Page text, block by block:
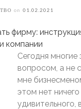
on 01.02.2021
Сегодня многие
вопросом, а не
мне
этом нет ничего
удивительного,